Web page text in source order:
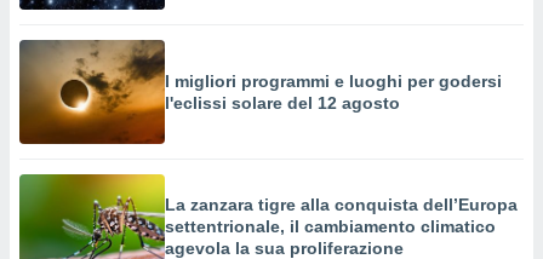
I migliori programmi e luoghi per godersi
l'eclissi solare del 12 agosto
La zanzara tigre alla conquista dell’Europa
settentrionale, il cambiamento climatico
agevola la sua proliferazione